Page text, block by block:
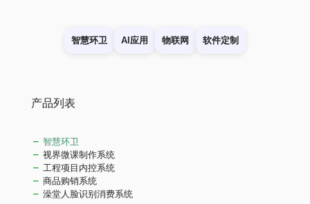
智慧环卫 AI应用 物联网 软件定制
产品列表
智慧环卫
视界微课制作系统
工程项目内控系统
商品购销系统
澡堂人脸识别消费系统